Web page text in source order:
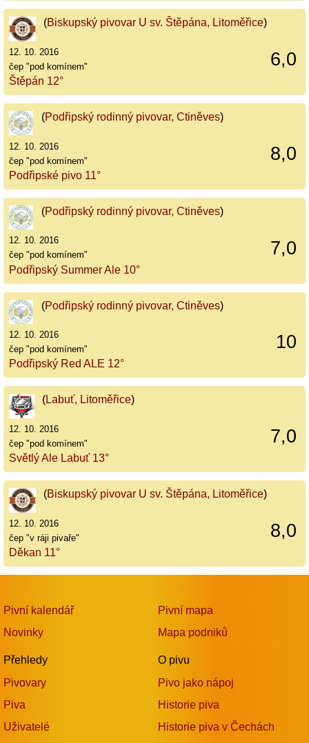
(Biskupský pivovar U sv. Štěpána, Litoměřice)
6,0
12. 10. 2016
čep "pod komínem"
Štěpán 12°
(Podřipský rodinný pivovar, Ctiněves)
8,0
12. 10. 2016
čep "pod komínem"
Podřipské pivo 11°
(Podřipský rodinný pivovar, Ctiněves)
7,0
12. 10. 2016
čep "pod komínem"
Podřipský Summer Ale 10°
(Podřipský rodinný pivovar, Ctiněves)
10
12. 10. 2016
čep "pod komínem"
Podřipský Red ALE 12°
(Labuť, Litoměřice)
7,0
12. 10. 2016
čep "pod komínem"
Světlý Ale Labuť 13°
(Biskupský pivovar U sv. Štěpána, Litoměřice)
8,0
12. 10. 2016
čep "v ráji pivaře"
Děkan 11°
Pivní kalendář
Novinky
Přehledy
Pivovary
Piva
Uživatelé
Pivní mapa
Mapa podniků
O pivu
Pivo jako nápoj
Historie piva
Historie piva v Čechách